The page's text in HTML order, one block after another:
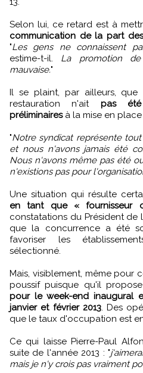
Selon lui, ce retard est à
communication de la part
"Les gens ne connaissent
estime-t-il. La promotion
mauvaise."
Il se plaint, par ailleurs,
restauration n'ait pas
préliminairesà la mise en place
"Notre syndicat représente
et nous n'avons jamais été
Nous n'avons même pas été
n'existions pas pour
Une situation qui résulte
en tant que « fournisseur
constatations du Président de
que la concurrence a été
favoriser les
sélectionné.
Mais, visiblement, même pour
poussif puisque qu'il
pour le week-end inaugural
janvier et février 2013. Des
que le taux d'occupation est
Ce qui laisse Pierre-Paul
suite de l'année 2013 : "
mais je n'y crois pas vraiment